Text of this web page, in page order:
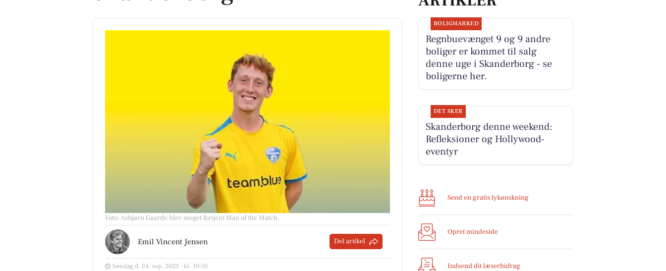
Foto: Asbjørn Gaarde blev meget fortjent Man of the Match.
Emil Vincent Jensen Del artikel
Søndag d. 24. sep. 2023 - kl. 10:05
BOLIGMARKED
Regnbuevænget 9 og 9 andre
boliger er kommet til salg
denne uge i Skanderborg - se
boligerne her.
DET SKER
Skanderborg denne weekend:
Refleksioner og Hollywood-
eventyr
Send en gratis lykønskning
Opret mindeside
Indsend dit læserbidrag